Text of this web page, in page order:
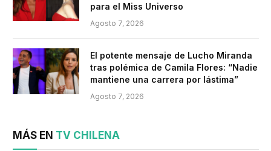
para el Miss Universo
Agosto 7, 2026
El potente mensaje de Lucho Miranda
tras polémica de Camila Flores: “Nadie
mantiene una carrera por lástima”
Agosto 7, 2026
MÁS EN TV CHILENA